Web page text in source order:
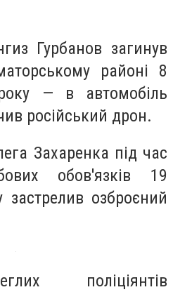
Гурбанов загинув
районі 8
— в автомобіль
російський дрон.
Захаренка під час
обов'язків 19
озброєний
поліціянтів